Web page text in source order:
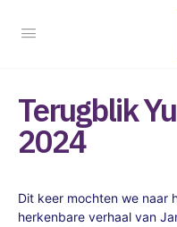
Terugblik
2024
Dit keer mochten we naar
herkenbare verhaal van